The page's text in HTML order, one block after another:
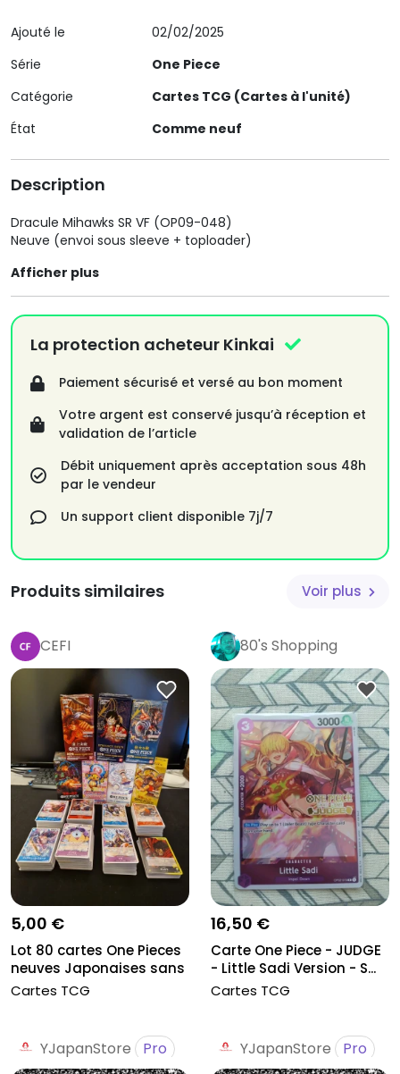
Ajouté le
02/02/2025
Série
One Piece
Catégorie
Cartes TCG (Cartes à l'unité)
État
Comme neuf
Description
Dracule Mihawks SR VF (OP09-048)
Neuve (envoi sous sleeve + toploader)
Afficher plus
La protection acheteur Kinkai
Paiement sécurisé et versé au bon moment
Votre argent est conservé jusqu’à réception et
validation de l’article
Débit uniquement après acceptation sous 48h
par le vendeur
Un support client disponible 7j/7
Produits similaires Voir plus
CEFI
5,00 €
Lot 80 cartes One Pieces
neuves Japonaises sans
do...
Cartes TCG
80's Shopping
16,50 €
Carte One Piece - JUDGE
- Little Sadi Version - S...
Cartes TCG
YJapanStore Pro YJapanStore Pro